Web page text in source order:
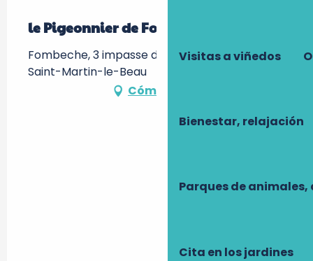
Visitas a viñedos
Bienestar, relajación
Parques de
Cita en los jardines
le Pigeonnier de Fombeche
Fombeche, 3 impasse du pigeonnier, 37270
Saint-Martin-le-Beau
Cómo llegar